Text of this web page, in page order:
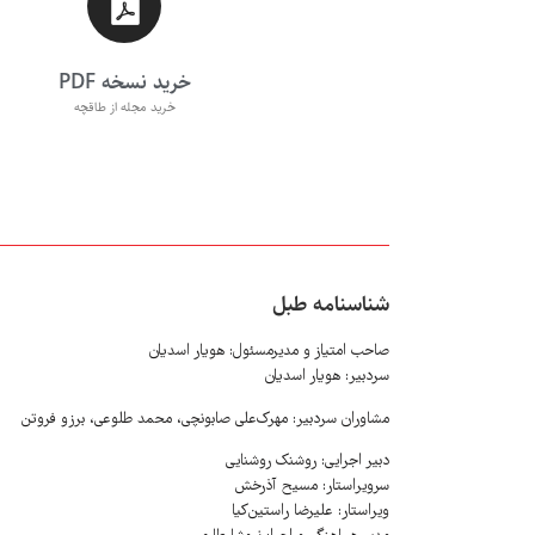
خرید نسخه PDF
خرید مجله از طاقچه
شناسنامه طبل
صاحب امتیاز و مدیرمسئول: هویار اسدیان
سردبیر: هویار اسدیان
مشاوران سردبیر: مهرک‌علی صابونچی، محمد طلوعی، برزو فروتن
دبیر اجرایی: روشنک روشنایی
سرویراستار: مسیح آذرخش
ویراستار: علیرضا راستین‌کیا